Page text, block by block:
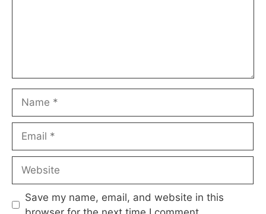
Save my name, email, and website in this